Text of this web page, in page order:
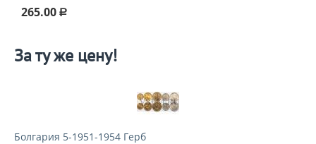
265.00 Р
За ту же цену!
Болгария 5-1951-1954 Герб